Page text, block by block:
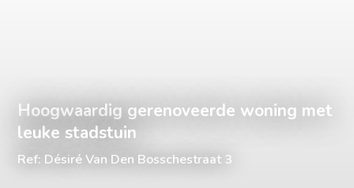
Hoogwaardig gerenoveerde woning met
leuke stadstuin
Ref: Désiré Van Den Bosschestraat 3